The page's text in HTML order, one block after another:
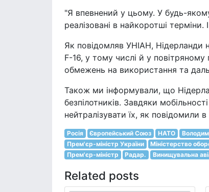
"Я впевнений у цьому. У будь-
реалізовані в найкоротші
Як повідомляв УНІАН, Нідерланди
F-16, у тому числі й у
обмежень на використання та
Також ми інформували, що
безпілотників. Завдяки
нейтралізувати їх, як повідомили
Росія Європейський Союз НАТО
Прем'єр-міністр України
Міністерство
Прем'єр-міністр
Радар. Винищувальна
Related posts